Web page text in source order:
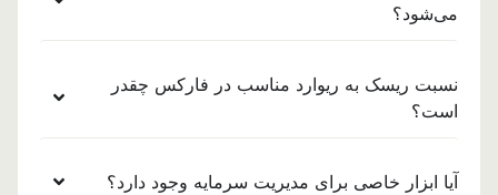
می‌شود؟
نسبت ریسک به ریوارد مناسب در فارکس چقدر
است؟
آیا ابزار خاصی برای مدیریت سرمایه وجود دارد؟